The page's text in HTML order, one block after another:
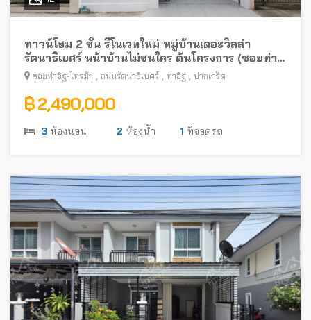
ทาวน์โฮม 2 ชั้น รีโนเวทใหม่ หมู่บ้านเดอะวิลล่า
รัตนาธิเบศร์ หน้าบ้านไม่ชนใคร ต้นโครงการ (ซอยท่า
อิฐ-ไทรม้า) พร้อมอยู่ ใกล้รถไฟฟ้าสายสีม่วง
ซอยท่าอิฐ-ไทรม้า , ถนนรัตนาธิเบศร์ , ท่าอิฐ , ปากเกร็ด
฿ 2,490,000
3 ห้องนอน 2 ห้องน้ำ 1 ที่จอดรถ